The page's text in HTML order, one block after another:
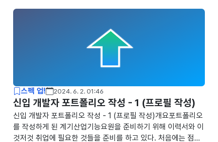
이어서... 신입 개발자 포트폴리오 작성 - 1 (프로필 작성)개요포
력서와 이것저것 취업에 필요한 것들을 준비를 하noguen.com
신입 개발자 포트폴리오 작성 - 3 (첨삭)신입 개발자 포트폴리
로필 작성)개요포트폴리오를 작성하게 된 계기산업기능요원을
준비하기 위해 이력서..
스펙 업!
2024. 6. 2. 01:46
신입 개발자 포트폴리오 작성 - 1 (프로필 작성)
신입 개발자 포트폴리오 작성 - 1 (프로필 작성)개요포트폴리오
를 작성하게 된 계기산업기능요원을 준비하기 위해 이력서와 이
것저것 취업에 필요한 것들을 준비를 하고 있다. 처음에는 점핏